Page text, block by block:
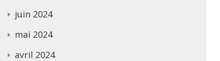
juin 2024
mai 2024
avril 2024